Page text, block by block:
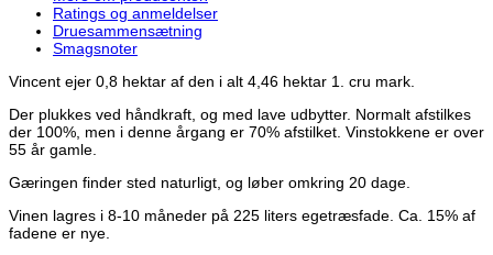
Ratings og anmeldelser
Druesammensætning
Smagsnoter
Vincent ejer 0,8 hektar af den i alt 4,46 hektar 1. cru mark.
Der plukkes ved håndkraft, og med lave udbytter. Normalt afstilkes
der 100%, men i denne årgang er 70% afstilket. Vinstokkene er over
55 år gamle.
Gæringen finder sted naturligt, og løber omkring 20 dage.
Vinen lagres i 8-10 måneder på 225 liters egetræsfade. Ca. 15% af
fadene er nye.